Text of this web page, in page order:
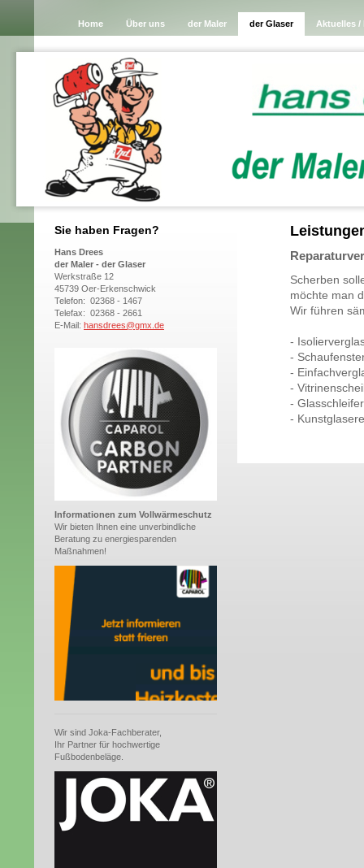
Home Über uns der Maler der Glaser Aktuelles /
Sie haben Fragen?
Hans Drees
der Maler - der Glaser
Werkstraße 12
45739 Oer-Erkenschwick
Telefon: 02368 - 1467
Telefax: 02368 - 2661
E-Mail: hansdrees@gmx.de
Informationen zum Vollwärmeschutz
Wir bieten Ihnen eine unverbindliche
Beratung zu energiesparenden
Maßnahmen!
Wir sind Joka-Fachberater,
Ihr Partner für hochwertige
Fußbodenbeläge.
Scherben
möchte man
Wir führen
-
-
-
-
-
-